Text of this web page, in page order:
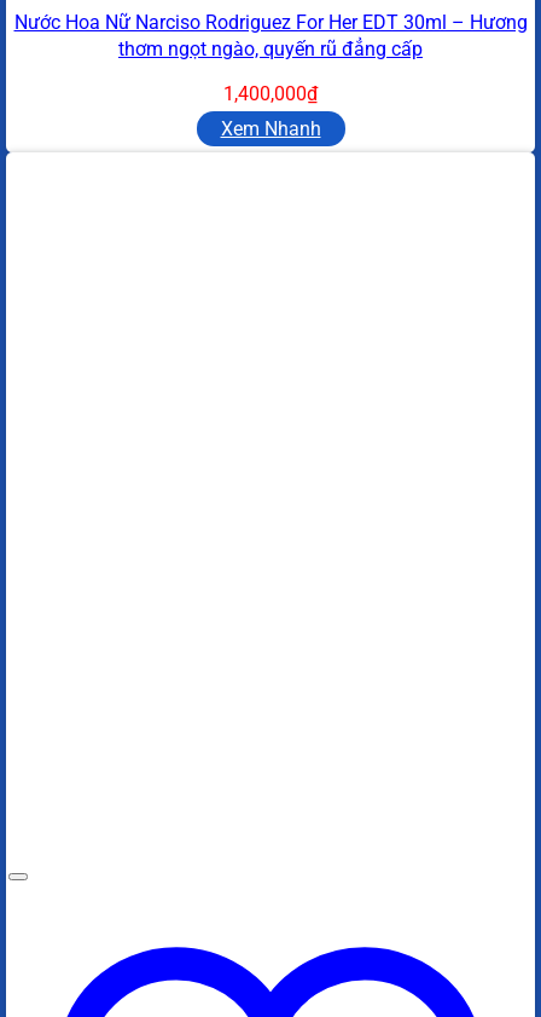
Nước Hoa Nữ Narciso Rodriguez For Her EDT 30ml – Hương
thơm ngọt ngào, quyến rũ đẳng cấp
1,400,000₫
Xem Nhanh